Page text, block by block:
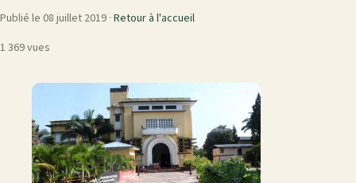
Publié le 08 juillet 2019 · Retour à l'accueil
1 369 vues